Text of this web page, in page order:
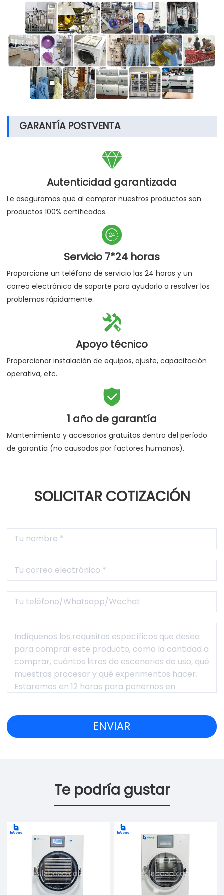
GARANTÍA POSTVENTA

Autenticidad garantizada
Le aseguramos que al comprar nuestros productos son
productos 100% certificados.

Servicio 7*24 horas
Proporcione un teléfono de servicio las 24 horas y un
correo electrónico de soporte para ayudarlo a resolver los
problemas rápidamente.

Apoyo técnico
Proporcionar instalación de equipos, ajuste, capacitación
operativa, etc.

1 año de garantía
Mantenimiento y accesorios gratuitos dentro del período
de garantía (no causados por factores humanos).
SOLICITAR COTIZACIÓN
Te podría gustar